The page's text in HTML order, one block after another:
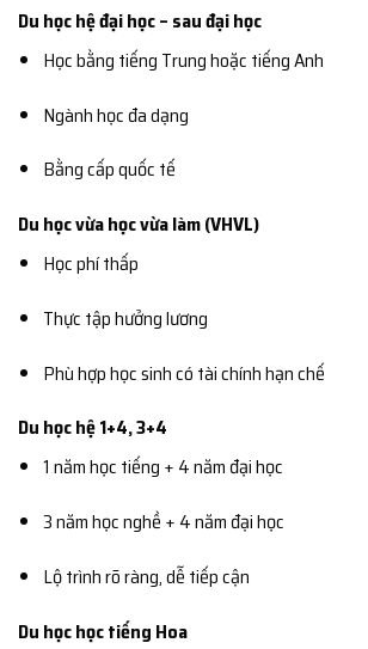
Du học hệ đại học – sau đại học
Học bằng tiếng Trung hoặc tiếng Anh
Ngành học đa dạng
Bằng cấp quốc tế
Du học vừa học vừa làm (VHVL)
Học phí thấp
Thực tập hưởng lương
Phù hợp học sinh có tài chính hạn chế
Du học hệ 1+4, 3+4
1 năm học tiếng + 4 năm đại học
3 năm học nghề + 4 năm đại học
Lộ trình rõ ràng, dễ tiếp cận
Du học học tiếng Hoa